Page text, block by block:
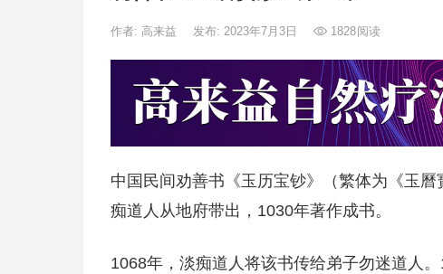
作者: 高来益 发布: 2023年7月3日 1828阅读
中国民间劝善书《玉历宝钞》（繁体为《玉
痴道人从地府带出，1030年著作成书。
1068年，淡痴道人将该书传给弟子勿迷道人